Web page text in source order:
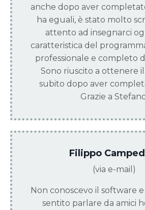
anche dopo aver
ha eguali, è stato molto
attento ad insegnarci
caratteristica del
professionale e completo
Sono riuscito a ottenere
subito dopo aver
Grazie a
Filippo
(via e-mail)
Non conoscevo il software
sentito parlare da amici